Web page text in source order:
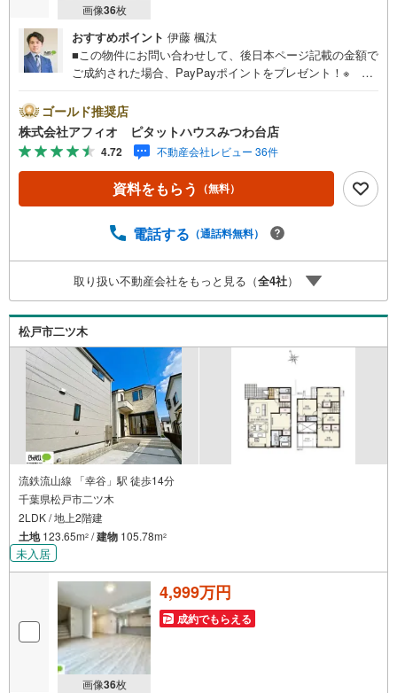
画像36枚
おすすめポイント 伊藤 楓汰
■この物件にお問い合わせして、後日本ページ記載の金額で
ご成約された場合、PayPayポイントをプレゼント！※ 条
中‥365日ご案内いつでも大歓迎!!JR常磐緩行線「新松戸」
駅徒歩10分カースペース2台分■幸谷小学校まで徒歩4分、
小金南中学校まで徒歩10分とお子様の通学安心■リビング
全体を見渡せるカウンターキッチン■家族との会話も弾むリ
ビングイン階段■家族の成長に合わせて間取を変えられる可
変性のある間取■全居室収納有り■周辺環境充実！暮らしや
動産のことなら株式会社アフィオにお任せください！● お
なれるよう全力でサポート致します！ご見学やご相談には
迅速にご対応致します！お気軽にお問合せ下さいませ！・
豊富な物件数で、ご希望のお家探しが楽々できます。‥株
式会社アフィオで今すぐ検索‥
ゴールド推奨店
株式会社アフィオ ピタットハウスみつわ台店
4.72 不動産会社レビュー 36件
資料をもらう （無料）
電話する （通話料無料）
取り扱い不動産会社をもっと見る（全4社）
松戸市二ツ木
流鉄流山線 「幸谷」駅 徒歩14分
千葉県松戸市二ツ木
2LDK / 地上2階建
土地123.65m2 /建物 105.78m2
未入居
画像36枚
4,999万円
成約でもらえる